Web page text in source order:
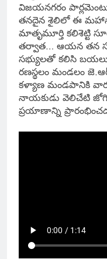
విజయనగరం
తనదైన శైలిలో ఈ
మాతృమూర్తి కలిశెట్టి
తర్వాత… ఆయన తన
సభ్యులతో కలిసి
రణస్థలం మండలం
కళ్యాణ మండపానికి
నాయకుడు వెలిచేటి
ప్రయాణాన్ని